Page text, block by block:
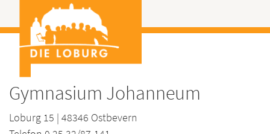
Gymnasium Johanneum
Loburg 15 | 48346 Ostbevern